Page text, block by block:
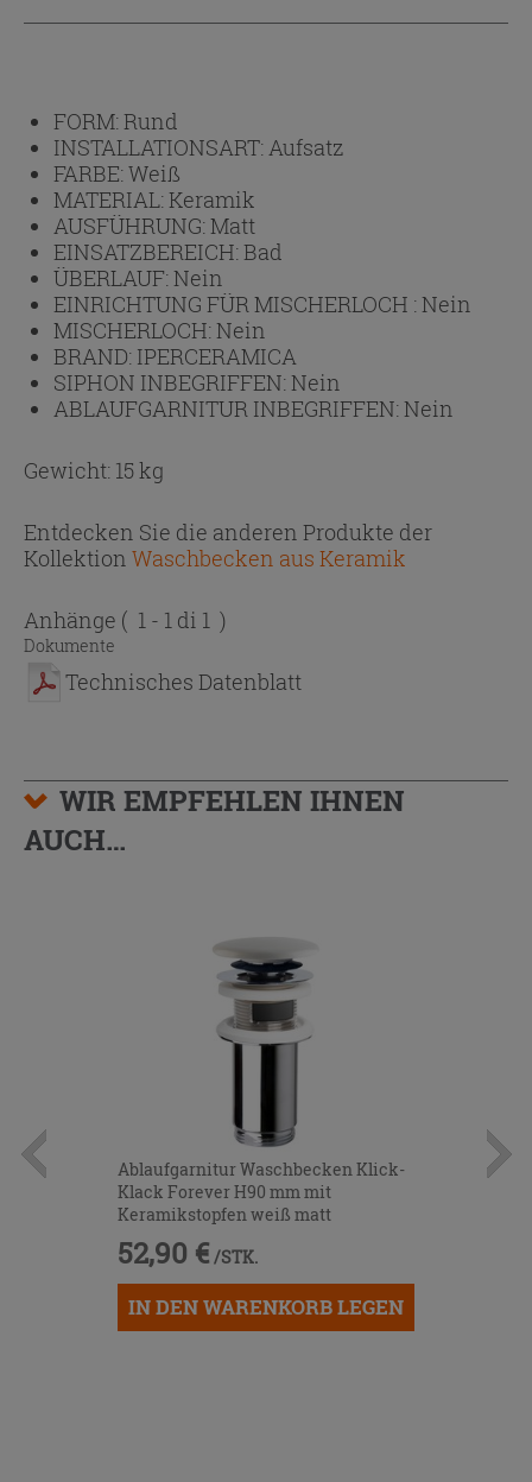
FORM:Rund
INSTALLATIONSART: Aufsatz
FARBE:Weiß
MATERIAL:Keramik
AUSFÜHRUNG:Matt
EINSATZBEREICH:Bad
ÜBERLAUF:Nein
EINRICHTUNG FÜR MISCHERLOCH :Nein
MISCHERLOCH:Nein
BRAND: IPERCERAMICA
SIPHON INBEGRIFFEN:Nein
ABLAUFGARNITUR INBEGRIFFEN:Nein
Gewicht: 15 kg
Entdecken Sie die anderen Produkte der
Kollektion Waschbecken aus Keramik
Anhänge ( 1 - 1 di 1 )
Dokumente
Technisches Datenblatt
WIR EMPFEHLEN IHNEN
AUCH…
Ablaufgarnitur Waschbecken Klick-
Klack Forever H90 mm mit
Keramikstopfen weiß matt
52,90 € /STK.
IN DEN WARENKORB LEGEN